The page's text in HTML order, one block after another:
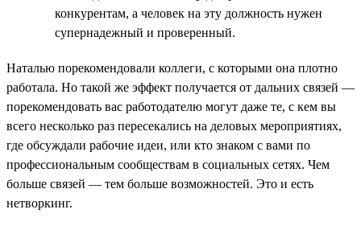
конкурентам, а человек на эту должность нужен
супернадежный и проверенный.
Наталью порекомендовали коллеги, с которыми она плотно
работала. Но такой же эффект получается от дальних связей —
порекомендовать вас работодателю могут даже те, с кем вы
всего несколько раз пересекались на деловых мероприятиях,
где обсуждали рабочие идеи, или кто знаком с вами по
профессиональным сообществам в социальных сетях. Чем
больше связей — тем больше возможностей. Это и есть
нетворкинг.